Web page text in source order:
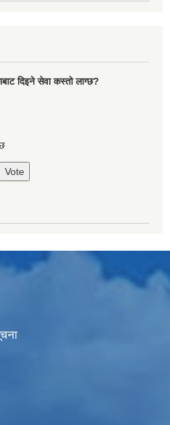
दिइने सेवा कस्तो लाग्छ?